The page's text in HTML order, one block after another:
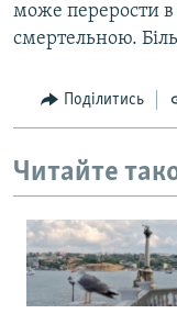
може перерости
смертельною.
Поділитись
Читайте